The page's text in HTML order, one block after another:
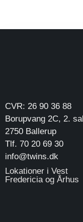
CVR: 26 90 36 88
Borupvang 2C, 2. sal
2750 Ballerup
Tlf. 70 20 69 30
info@twins.dk
Lokationer i Vest
Fredericia og Århus